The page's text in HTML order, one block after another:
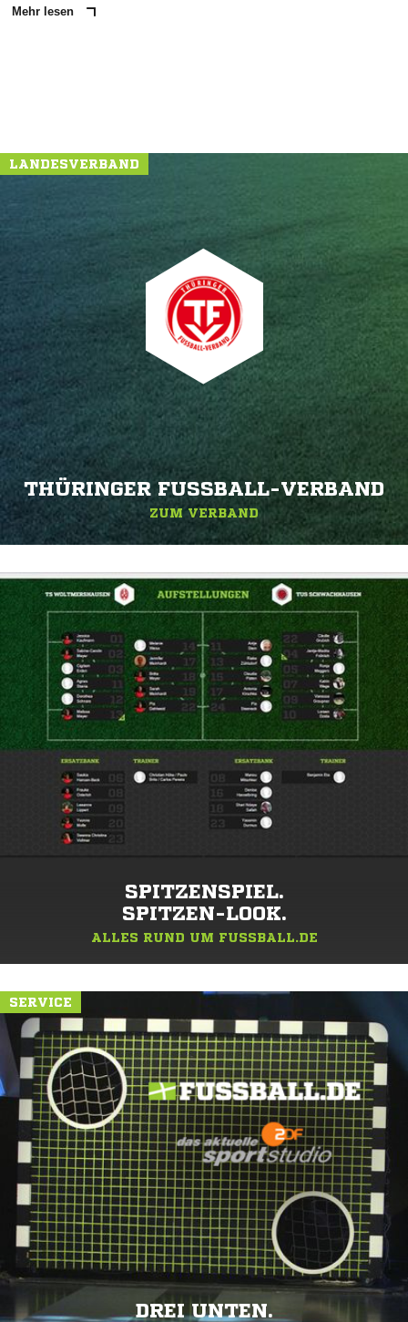
Mehr lesen
LANDESVERBAND
THÜRINGER FUSSBALL-VERBAND
ZUM VERBAND
SPITZENSPIEL.
SPITZEN-LOOK.
ALLES RUND UM FUSSBALL.DE
SERVICE
DREI UNTEN.